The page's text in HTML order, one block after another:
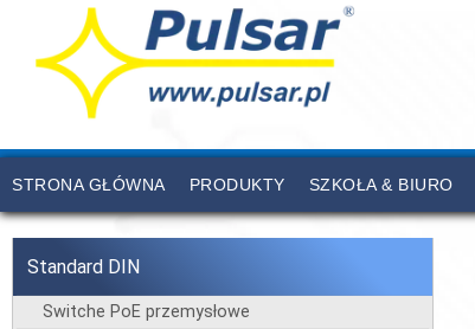
STRONA GŁÓWNA PRODUKTY SZKOŁA & BIURO
CENNIK KONTAKT
Standard DIN
Switche PoE przemysłowe